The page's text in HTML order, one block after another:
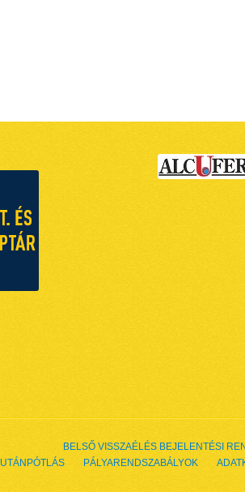
BELSŐ VISSZAÉLÉS BEJELENTÉSI
UTÁNPÓTLÁS
PÁLYARENDSZABÁLYOK